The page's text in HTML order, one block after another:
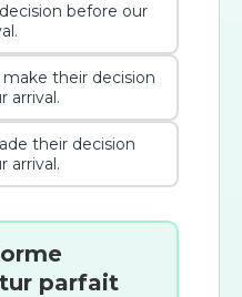
before our
their decision
arrival.
their decision
arrival.
parfait